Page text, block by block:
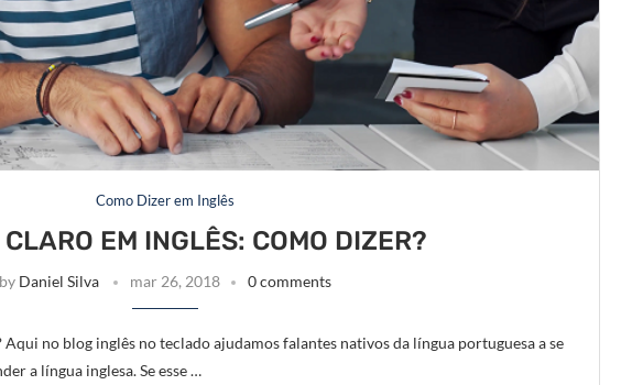
Como Dizer em Inglês
EM INGLÊS: COMO DIZER?
by Daniel Silva mar 26, 2018 0 comments
no blog inglês no teclado ajudamos falantes nativos da língua portuguesa a se
a língua inglesa. Se esse …